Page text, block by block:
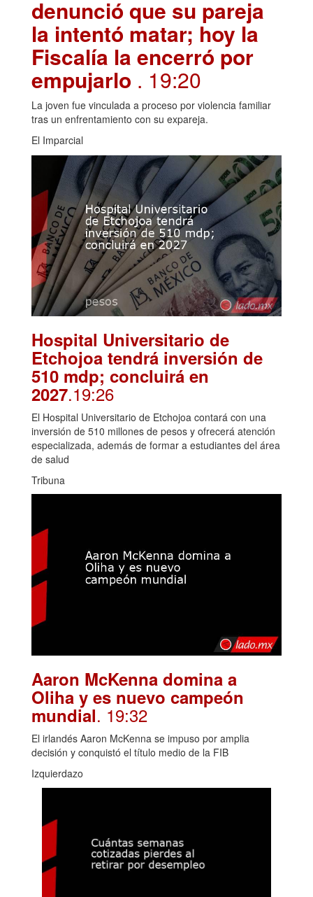
denunció que su pareja
la intentó matar; hoy la
Fiscalía la encerró por
empujarlo . 19:20
La joven fue vinculada a proceso por violencia familiar
tras un enfrentamiento con su expareja.
El Imparcial
Hospital Universitario de
Etchojoa tendrá inversión de
510 mdp; concluirá en
2027.19:26
El Hospital Universitario de Etchojoa contará con una
inversión de 510 millones de pesos y ofrecerá atención
especializada, además de formar a estudiantes del área
de salud
Tribuna
Aaron McKenna domina a
Oliha y es nuevo campeón
mundial. 19:32
El irlandés Aaron McKenna se impuso por amplia
decisión y conquistó el título medio de la FIB
Izquierdazo